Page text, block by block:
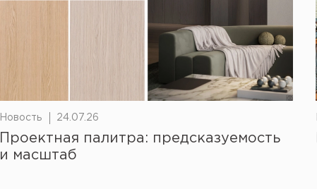
Новость 24.07.26
Проектная палитра: предсказуемость
и масштаб